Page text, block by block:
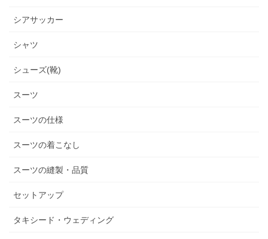
シアサッカー
シャツ
シューズ(靴)
スーツ
スーツの仕様
スーツの着こなし
スーツの縫製・品質
セットアップ
タキシード・ウェディング